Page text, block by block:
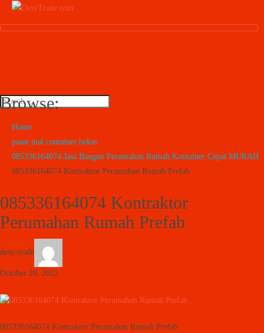
Browse:
Home
pusat jual container bekas
085336164074 Jasa Bangun Perumahan Rumah Kontainer Cepat MURAH
085336164074 Kontraktor Perumahan Rumah Prefab
085336164074 Kontraktor
Perumahan Rumah Prefab
desy-trade
October 28, 2022
085336164074 Kontraktor Perumahan Rumah Prefab